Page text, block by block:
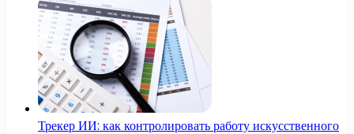
Трекер ИИ: как контролировать работу искусственного